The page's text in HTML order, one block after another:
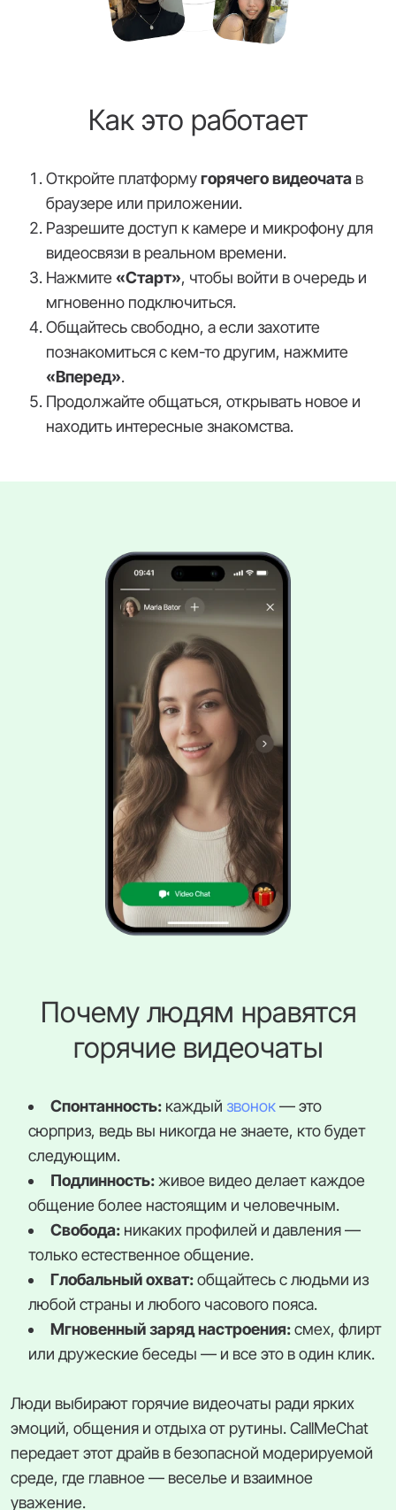
Как это работает
Откройте платформугорячего видеочата в
браузере или приложении.
Разрешите доступ к камере и микрофону для
видеосвязи в реальном времени.
Нажмите «Старт», чтобы войти в очередь и
мгновенно подключиться.
Общайтесь свободно, а если захотите
познакомиться с кем-то другим, нажмите
«Вперед».
Продолжайте общаться, открывать новое и
находить интересные знакомства.
Почему людям нравятся
горячие видеочаты
Спонтанность: каждый звонок— это
сюрприз, ведь вы никогда не знаете, кто будет
следующим.
Подлинность:живое видео делает каждое
общение более настоящим и человечным.
Свобода: никаких профилей и давления —
только естественное общение.
Глобальный охват:общайтесь с людьми из
любой страны и любого часового пояса.
Мгновенный заряд настроения:смех, флирт
или дружеские беседы — и все это в один клик.
Люди выбирают горячие видеочаты ради ярких
эмоций, общения и отдыха от рутины. CallMeChat
передает этот драйв в безопасной модерируемой
среде, где главное — веселье и взаимное
уважение.